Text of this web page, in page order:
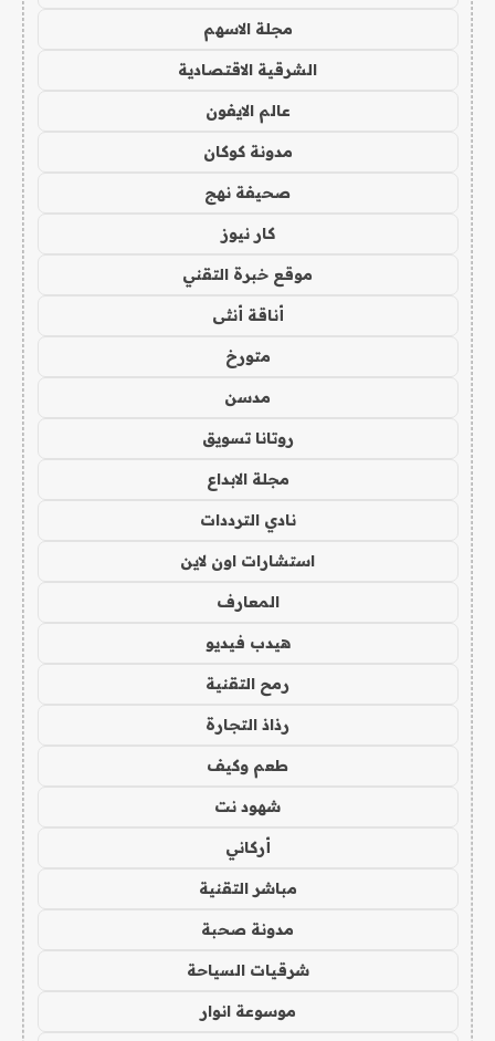
مجلة الاسهم
الشرقية الاقتصادية
عالم الايفون
مدونة كوكان
صحيفة نهج
كار نيوز
موقع خبرة التقني
أناقة أنثى
متورخ
مدسن
روتانا تسويق
مجلة الابداع
نادي الترددات
استشارات اون لاين
المعارف
هيدب فيديو
رمح التقنية
رذاذ التجارة
طعم وكيف
شهود نت
أركاني
مباشر التقنية
مدونة صحبة
شرقيات السياحة
موسوعة انوار